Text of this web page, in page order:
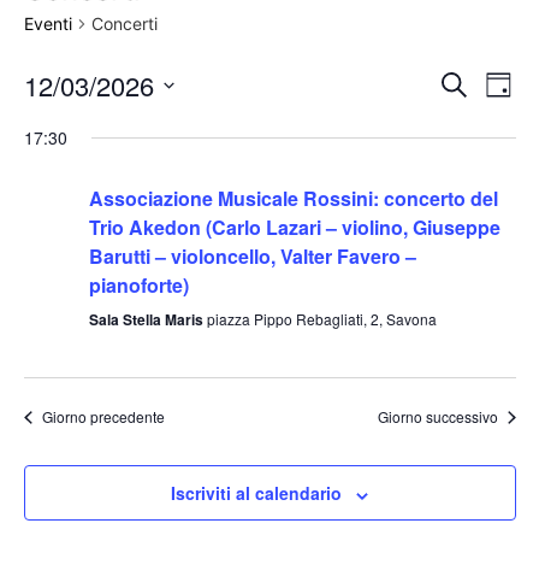
Eventi Concerti
e
viste
Cerca
12/03/2026
la
data.
17:30
Associazione Musicale Rossini: concerto del
Trio Akedon (Carlo Lazari – violino, Giuseppe
Barutti – violoncello, Valter Favero –
pianoforte)
Sala Stella Marispiazza Pippo Rebagliati, 2, Savona
Giorno precedente Giorno successivo
Iscriviti al calendario